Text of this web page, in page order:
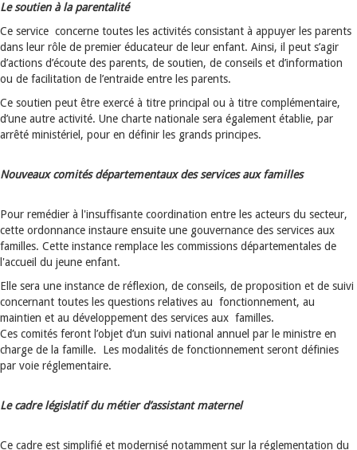
Le soutien à la parentalité
Ce service concerne toutes les activités consistant à appuyer les parents
dans leur rôle de premier éducateur de leur enfant. Ainsi, il peut s’agir
d’actions d’écoute des parents, de soutien, de conseils et d’information
ou de facilitation de l’entraide entre les parents.
Ce soutien peut être exercé à titre principal ou à titre complémentaire,
d’une autre activité. Une charte nationale sera également établie, par
arrêté ministériel, pour en définir les grands principes.
Nouveaux comités départementaux des services aux familles
Pour remédier à l'insuffisante coordination entre les acteurs du secteur,
cette ordonnance instaure ensuite une gouvernance des services aux
familles. Cette instance remplace les commissions départementales de
l'accueil du jeune enfant.
Elle sera une instance de réflexion, de conseils, de proposition et de suivi
concernant toutes les questions relatives au fonctionnement, au
maintien et au développement des services aux familles.
Ces comités feront l’objet d’un suivi national annuel par le ministre en
charge de la famille. Les modalités de fonctionnement seront définies
par voie réglementaire.
Le cadre législatif du métier d’assistant maternel
Ce cadre est simplifié et modernisé notamment sur la réglementation du